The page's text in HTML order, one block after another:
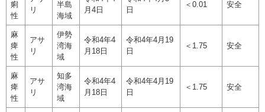
痢
性
リ
半島
海域
月4日
日
＜0.01 安全
麻
痺
性
アサ
リ
伊勢
湾海
域
令和4年4
月18日
令和4年4月19
日
＜1.75 安全
麻
痺
性
アサ
リ
知多
湾海
域
令和4年4
月18日
令和4年4月19
日
＜1.75 安全